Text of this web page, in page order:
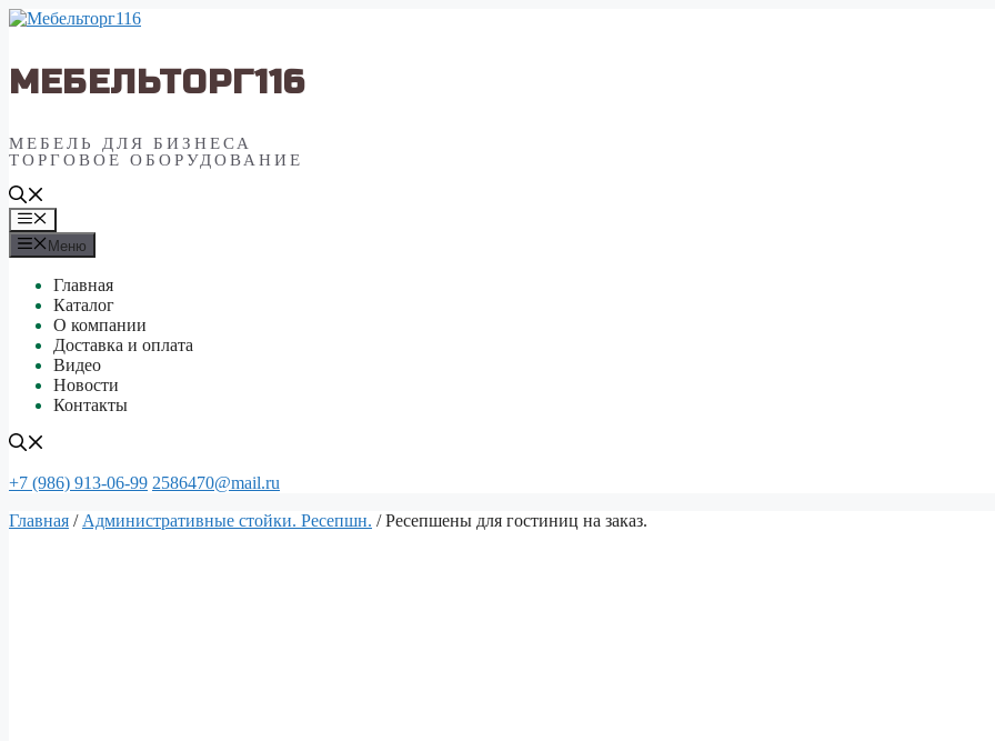
Перейти
МЕБЕЛЬТОРГ116
МЕБЕЛЬ ДЛЯ БИЗНЕСА
ТОРГОВОЕ ОБОРУДОВАНИЕ
Меню
Меню
Главная
Каталог
О компании
Доставка и оплата
Видео
Новости
Контакты
+7 (986) 913-06-99 2586470@mail.ru
Главная / Aдминистративные стойки. Ресепшн. / Ресепшены для гостиниц на заказ.